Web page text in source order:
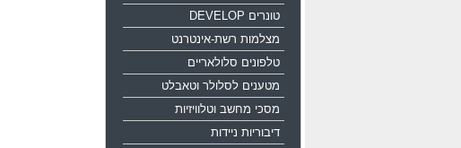
טונרים DEVELOP
מצלמות רשת-אינטרנט
טלפונים סלולאריים
מטענים לסלולר וטאבלט
מסכי מחשב וטלוויזיות
דיבוריות ניידות